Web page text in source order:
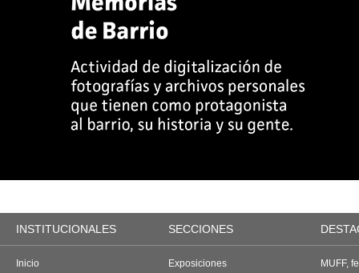
INSTITUCIONALES SECCIONES
Inicio
Exposiciones
MUFF,